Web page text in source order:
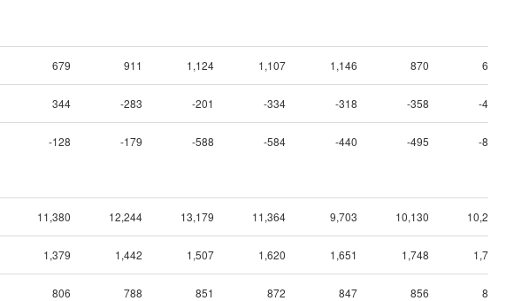
679 911 1,124 1,107 1,146 870 638
344 -283 -201 -334 -318 -358 -407
-128 -179 -588 -584 -440 -495 -803
11,380 12,244 13,179 11,364 9,703 10,130 10,242
1,379 1,442 1,507 1,620 1,651 1,748 1,779
806 788 851 872 847 856 899